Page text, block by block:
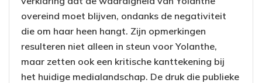
overeind moet blijven, ondanks de negativiteit
die om haar heen hangt. Zijn opmerkingen
resulteren niet alleen in steun voor Yolanthe,
maar zetten ook een kritische kanttekening bij
het huidige medialandschap. De druk die publieke